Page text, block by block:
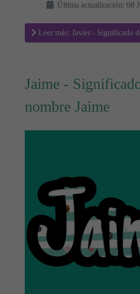
Última actualización: 08
Leer más: Javier - Significado
Jaime -
nombre Jaime